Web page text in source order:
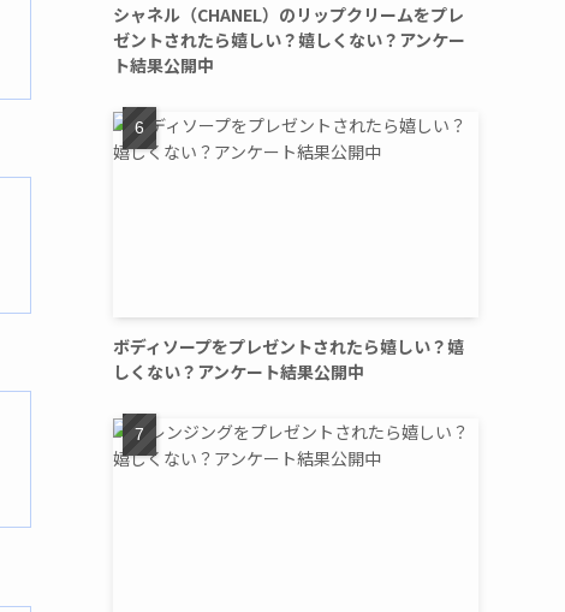
シャネル（CHANEL）のリップクリームをプレ
ゼントされたら嬉しい？嬉しくない？アンケー
ト結果公開中
ボディソープをプレゼントされたら嬉しい？嬉
しくない？アンケート結果公開中